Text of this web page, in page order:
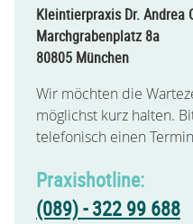
Kleintierpraxis Dr. Andrea
Marchgrabenplatz 8a
80805 München
Wir möchten die
möglichst kurz halten.
telefonisch einen
Praxishotline:
(089) - 322 99 688